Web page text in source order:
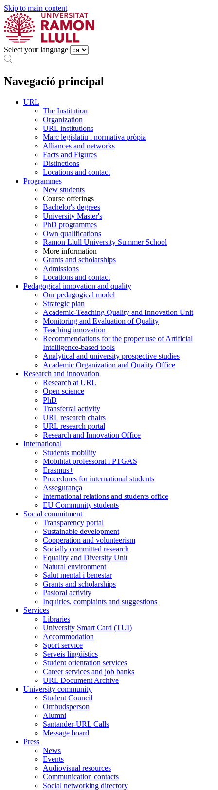
Skip to main content
Select your language
Navegació principal
URL
The Institution
Organization
URL institutions
Marc legislatiu i normativa pròpia
Alliances and networks
Facts and Figures
Distinctions
Locations and contact
Programmes
New students
Course offerings
Bachelor's degrees
University Master's
PhD programmes
Own qualifications
Ramon Llull University Summer School
More information
Grants and scholarships
Admissions
Locations and contact
Pedagogical innovation and quality
Our pedagogical model
Strategic plan
Academic-Teaching Quality and Innovation Unit
Monitoring and Evaluation of Quality
Teaching innovation
Recommendations for the proper use of Artificial
Intelligence-based tools
Analytical and university prospective studies
Academic Organization and Quality Office
Research and innovation
Research at URL
Open science
PhD
Transferral activity
URL research chairs
URL research portal
Research and Innovation Office
International
Students mobility
Mobilitat professorat i PTGAS
Erasmus+
Procedures for international students
Assegurança
International relations and students office
EU Community students
Social commitment
Transparency portal
Sustainable development
Cooperation and volunteerism
Socially committed research
Equality and Diversity Unit
Natural environment
Salut mental i benestar
Grants and scholarships
Pastoral activity
Inquiries, complaints and suggestions
Services
Libraries
University Smart Card (TUI)
Accommodation
Sport service
Serveis lingüístics
Student orientation services
Career services and job banks
URL Document Archive
University community
Student Council
Ombudsperson
Alumni
Santander-URL Calls
Message board
Press
News
Events
Audiovisual resources
Communication contacts
Social networking directory